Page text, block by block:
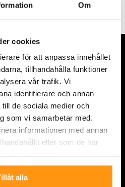
Om
cookies
för att anpassa innehållet
tillhandahålla funktioner
vår trafik. Vi
identifierare och annan
de sociala medier och
som vi samarbetar med.
informationen med annan
eller som de har
alla